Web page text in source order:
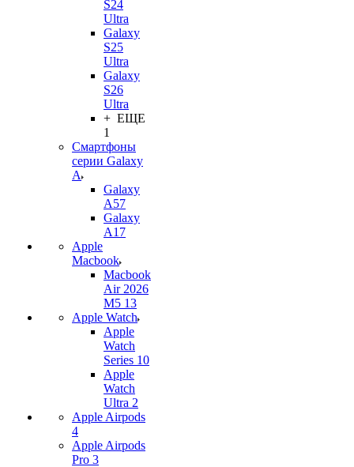
S24
Ultra
Galaxy
S25
Ultra
Galaxy
S26
Ultra
+ ЕЩЕ
1
Смартфоны
серии Galaxy
A
Galaxy
A57
Galaxy
A17
Apple
Macbook
Macbook
Air 2026
M5 13
Apple Watch
Apple
Watch
Series 10
Apple
Watch
Ultra 2
Apple Airpods
4
Apple Airpods
Pro 3